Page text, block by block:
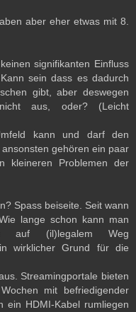
aber eher etwas mit 8.
signifikanten Einfluss
sein dass es dadurch
gibt, aber deswegen
aus, oder? (Leicht
kann und darf den
gehören ein paar
kleineren Problemen der
Spass beiseite. Seit wann
lange schon kann man
auf (il)legalem Weg
wirklicher Grund für die
Streamingportale bieten
mit befriedigender
ein HDMI-Kabel rumliegen